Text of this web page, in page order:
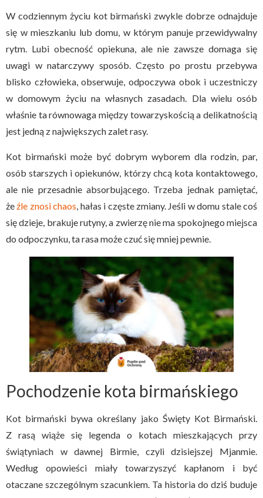
W codziennym życiu kot birmański zwykle dobrze odnajduje
się w mieszkaniu lub domu, w którym panuje przewidywalny
rytm. Lubi obecność opiekuna, ale nie zawsze domaga się
uwagi w natarczywy sposób. Często po prostu przebywa
blisko człowieka, obserwuje, odpoczywa obok i uczestniczy
w domowym życiu na własnych zasadach. Dla wielu osób
właśnie ta równowaga między towarzyskością a delikatnością
jest jedną z największych zalet rasy.
Kot birmański może być dobrym wyborem dla rodzin, par,
osób starszych i opiekunów, którzy chcą kota kontaktowego,
ale nie przesadnie absorbującego. Trzeba jednak pamiętać,
żeźle znosi chaos , hałas i częste zmiany. Jeśli w domu stale coś
się dzieje, brakuje rutyny, a zwierzę nie ma spokojnego miejsca
do odpoczynku, ta rasa może czuć się mniej pewnie.
Pochodzenie kota birmańskiego
Kot birmański bywa określany jako Święty Kot Birmański.
Z rasą wiąże się legenda o kotach mieszkających przy
świątyniach w dawnej Birmie, czyli dzisiejszej Mjanmie.
Według opowieści miały towarzyszyć kapłanom i być
otaczane szczególnym szacunkiem. Ta historia do dziś buduje